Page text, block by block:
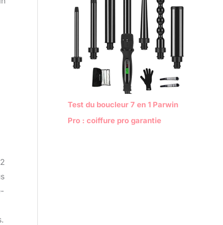
Test du boucleur 7 en 1 Parwin
Pro : coiffure pro garantie